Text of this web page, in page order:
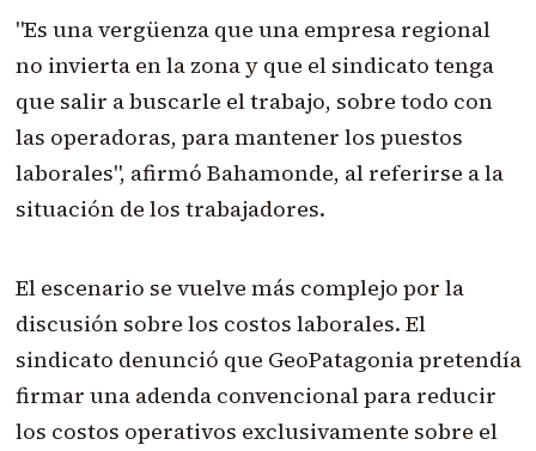
"Es una vergüenza que una empresa regional
no invierta en la zona y que el sindicato tenga
que salir a buscarle el trabajo, sobre todo con
las operadoras, para mantener los puestos
laborales", afirmó Bahamonde, al referirse a la
situación de los trabajadores.
El escenario se vuelve más complejo por la
discusión sobre los costos laborales. El
sindicato denunció que GeoPatagonia pretendía
firmar una adenda convencional para reducir
los costos operativos exclusivamente sobre el